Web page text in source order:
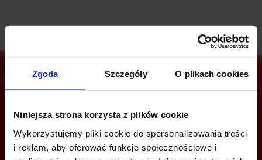
Zgoda Szczegóły O plikach cookies
Niniejsza strona korzysta z plików cookie
Wykorzystujemy pliki cookie do spersonalizowania treści
i reklam, aby oferować funkcje społecznościowe i
Jesteś zainteresowany tą ofertą?